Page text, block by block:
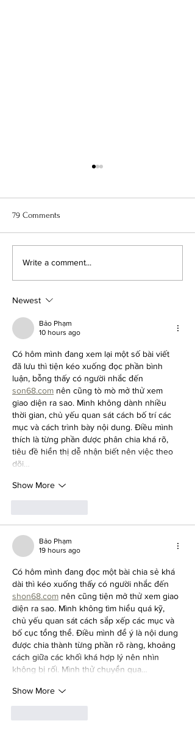
7 Days of Baskets, Day 1: The
79 Comments
Write a comment...
Newest
Bảo Phạm
10 hours ago
Có hôm mình đang xem lại một số bài viết
đã lưu thì tiện kéo xuống đọc phần bình
luận, bỗng thấy có người nhắc đến
son68.com nên cũng tò mò mở thử xem
giao diện ra sao. Mình không dành nhiều
thời gian, chủ yếu quan sát cách bố trí các
mục và cách trình bày nội dung. Điều mình
thích là từng phần được phân chia khá rõ,
tiêu đề hiển thị dễ nhận biết nên việc theo
dõi…
Show More
Bảo Phạm
19 hours ago
Có hôm mình đang đọc một bài chia sẻ khá
dài thì kéo xuống thấy có người nhắc đến
shon68.com nên cũng tiện mở thử xem giao
diện ra sao. Mình không tìm hiểu quá kỹ,
chủ yếu quan sát cách sắp xếp các mục và
bố cục tổng thể. Điều mình để ý là nội dung
được chia thành từng phần rõ ràng, khoảng
cách giữa các khối khá hợp lý nên nhìn
không bị rối. Mình thử chuyển qua…
Show More